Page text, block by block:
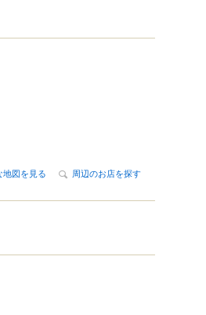
地図を見る 周辺のお店を探す